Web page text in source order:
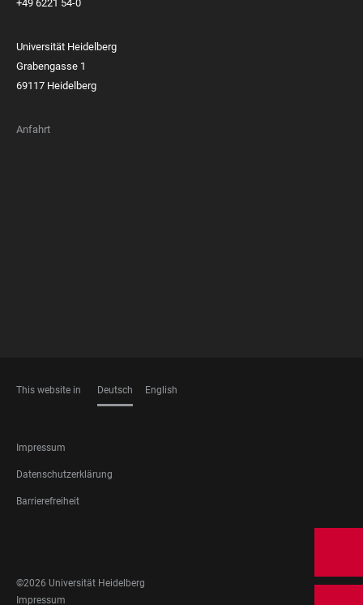
+49 6221 54-0
Universität Heidelberg
Grabengasse 1
69117 Heidelberg
Anfahrt
This website in Deutsch English
FOOTER
LEGAL
Impressum
Datenschutzerklärung
Barrierefreiheit
MEDIA
©2026 Universität Heidelberg
FOOTER
Impressum